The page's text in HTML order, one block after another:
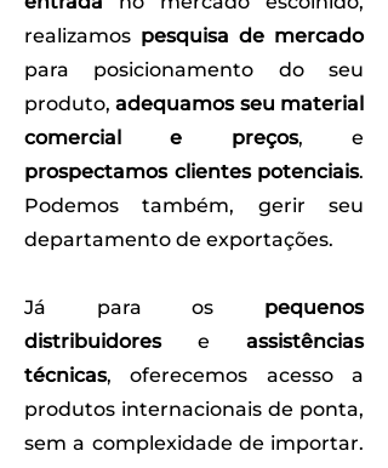
realizamos pesquisa de mercado
para posicionamento do seu
produto,adequamos seu material
comercial e preços, e
prospectamos clientes potenciais.
Podemos também, gerir seu
departamento de exportações.
Já para os pequenos
distribuidorese assistências
técnicas, oferecemos acesso a
produtos internacionais de ponta,
sem a complexidade de importar.